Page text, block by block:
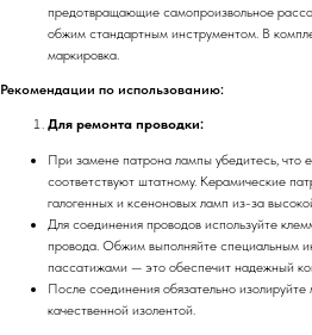
предотвращающие самопроизвольное
обжим стандартным инструментом. В
маркировка.
Рекомендации по использованию:
Для ремонта проводки:
При замене патрона лампы убедитесь, что
соответствуют штатному. Керамические
галогенных и ксеноновых ламп из-за
Для соединения проводов используйте
провода. Обжим выполняйте специальным
пассатижами — это обеспечит надежный
После соединения обязательно
качественной изолентой.